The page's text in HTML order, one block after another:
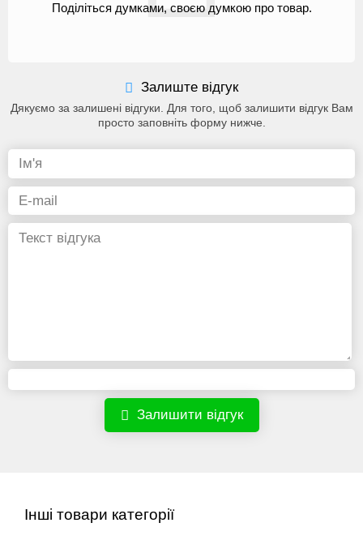
Поділіться думками, своєю думкою про товар.
Залиште відгук
Дякуємо за залишені відгуки. Для того, щоб залишити відгук Вам
просто заповніть форму нижче.
Залишити відгук
Інші товари категорії